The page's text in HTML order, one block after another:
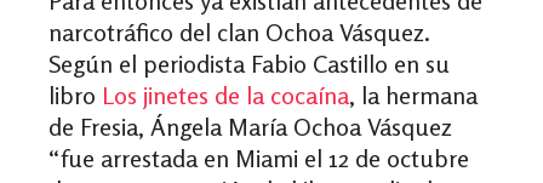
narcotráfico del clan Ochoa Vásquez.
Según el periodista Fabio Castillo en su
libro Los jinetes de la cocaína, la hermana
de Fresia, Ángela María Ochoa Vásquez
“fue arrestada en Miami el 12 de octubre